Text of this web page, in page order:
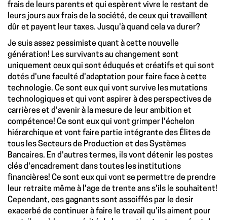
frais de leurs parents et qui espèrent vivre le restant de
leurs jours aux frais de la société, de ceux qui travaillent
dûr et payent leur taxes. Jusqu'à quand cela va durer?
Je suis assez pessimiste quant à cette nouvelle
génération! Les survivants au changement sont
uniquement ceux qui sont éduqués et créatifs et qui sont
dotés d'une faculté d'adaptation pour faire face à cette
technologie. Ce sont eux qui vont survive les mutations
technologiques et qui vont aspirer à des perspectives de
carrières et d'avenir à la mesure de leur ambition et
compétence! Ce sont eux qui vont grimper l'échelon
hiérarchique et vont faire partie intégrante des Élites de
tous les Secteurs de Production et des Systèmes
Bancaires. En d'autres termes, ils vont détenir les postes
clés d'encadrement dans toutes les institutions
financières! Ce sont eux qui vont se permettre de prendre
leur retraite même à l'age de trente ans s'ils le souhaitent!
Cependant, ces gagnants sont assoiffés par le desir
exacerbé de continuer à faire le travail qu'ils aiment pour